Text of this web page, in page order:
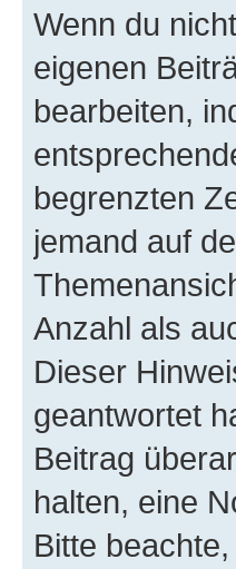
Wenn du
eigenen
bearbeiten,
begrenzten
jemand auf
Anzahl als
Dieser
geantwortet
Beitrag
halten, eine
Bitte